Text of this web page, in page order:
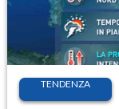
TENDENZA